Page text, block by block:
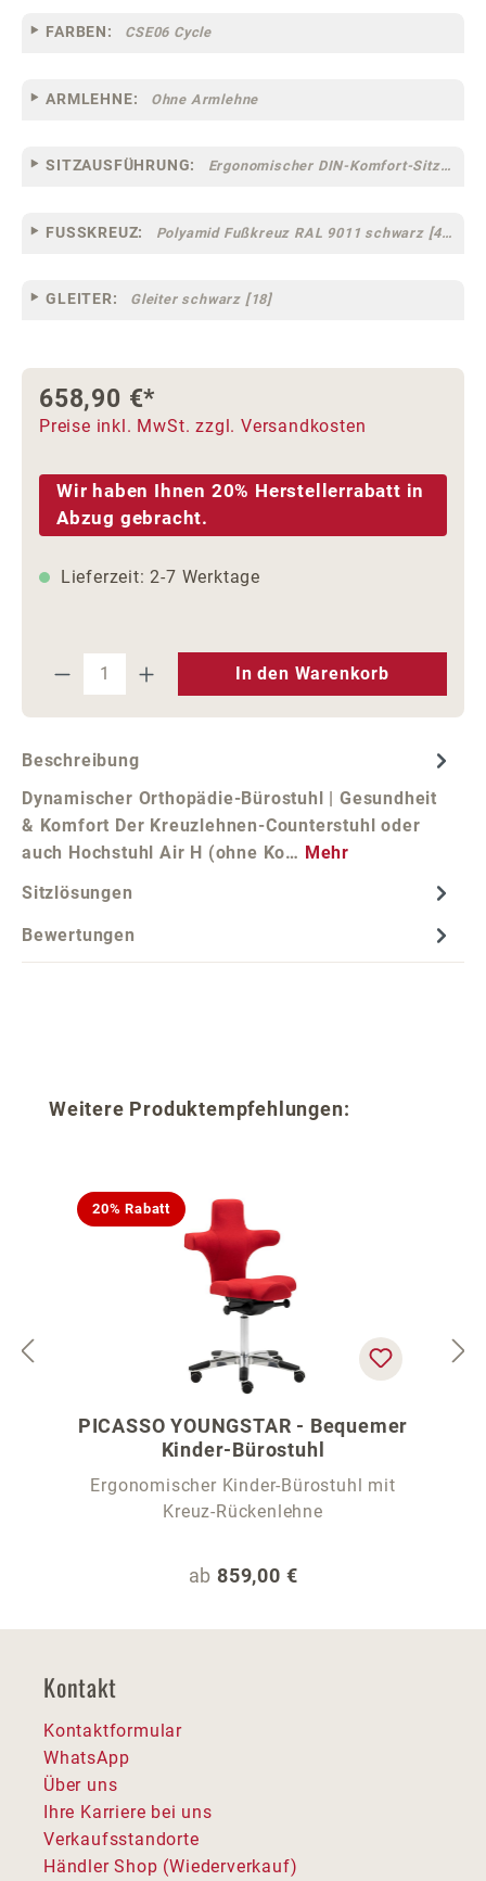
FARBEN: CSE06 Cycle
ARMLEHNE: Ohne Armlehne
SITZAUSFÜHRUNG: Ergonomischer DIN-Komfort-Sitz [75]
FUSSKREUZ: Polyamid Fußkreuz RAL 9011 schwarz [44]
GLEITER: Gleiter schwarz [18]
658,90 €*
Preise inkl. MwSt. zzgl. Versandkosten
Wir haben Ihnen 20% Herstellerrabatt in
Abzug gebracht.
Lieferzeit: 2-7 Werktage
Produkt Anzahl: Gib den
In den Warenkorb
Beschreibung
Dynamischer Orthopädie-Bürostuhl | Gesundheit
& Komfort Der Kreuzlehnen-Counterstuhl oder
auch Hochstuhl Air H (ohne Ko… Mehr
Sitzlösungen
Bewertungen
Produktgalerie überspringen
Weitere Produktempfehlungen:
20% Rabatt
PICASSO YOUNGSTAR - Bequemer
Kinder-Bürostuhl
Ergonomischer Kinder-Bürostuhl mit
Kreuz-Rückenlehne
Regulärer Preis:
ab 859,00 €
Kontakt
Kontaktformular
WhatsApp
Über uns
Ihre Karriere bei uns
Verkaufsstandorte
Händler Shop (Wiederverkauf)